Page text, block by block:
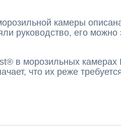
камеры
руководство, его можно
в морозильных камерах
что их реже